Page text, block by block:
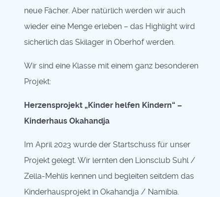
neue Fächer. Aber natürlich werden wir auch
wieder eine Menge erleben – das Highlight wird
sicherlich das Skilager in Oberhof werden.
Wir sind eine Klasse mit einem ganz besonderen
Projekt:
Herzensprojekt „Kinder helfen Kindern“ –
Kinderhaus Okahandja
Im April 2023 wurde der Startschuss für unser
Projekt gelegt. Wir lernten den Lionsclub Suhl /
Zella-Mehlis kennen und begleiten seitdem das
Kinderhausprojekt in Okahandja / Namibia.